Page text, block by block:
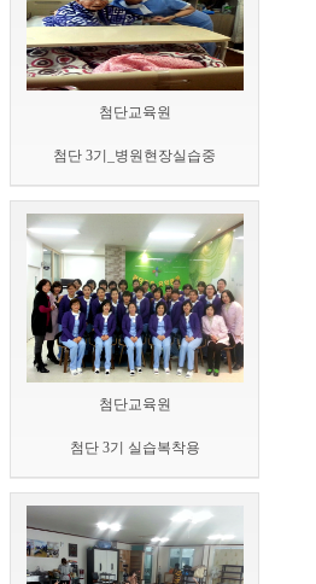
첨단교육원
첨단 3기_병원현장실습중
첨단교육원
첨단 3기 실습복착용